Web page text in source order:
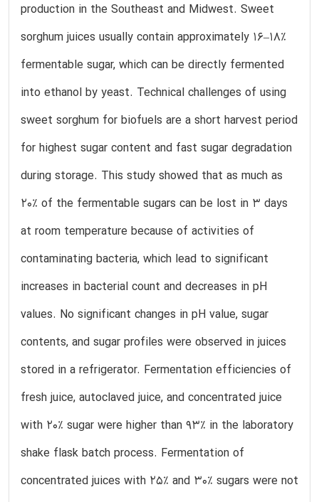
production in the Southeast and Midwest. Sweet
sorghum juices usually contain approximately 16–18%
fermentable sugar, which can be directly fermented
into ethanol by yeast. Technical challenges of using
sweet sorghum for biofuels are a short harvest period
for highest sugar content and fast sugar degradation
during storage. This study showed that as much as
20% of the fermentable sugars can be lost in 3 days
at room temperature because of activities of
contaminating bacteria, which lead to significant
increases in bacterial count and decreases in pH
values. No significant changes in pH value, sugar
contents, and sugar profiles were observed in juices
stored in a refrigerator. Fermentation efficiencies of
fresh juice, autoclaved juice, and concentrated juice
with 20% sugar were higher than 93% in the laboratory
shake flask batch process. Fermentation of
concentrated juices with 25% and 30% sugars were not